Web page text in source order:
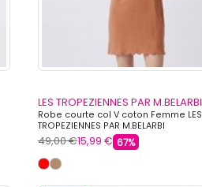
LES TROPEZIENNES PAR M.BELARBI
Robe courte col V coton Femme LES
TROPEZIENNES PAR M.BELARBI
49,00 €15,99 € 67%